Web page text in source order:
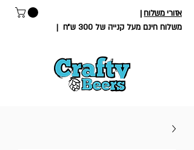
אזורי משלוח|
משלוח חינם מעל קנייה של 300 ש״ח
|